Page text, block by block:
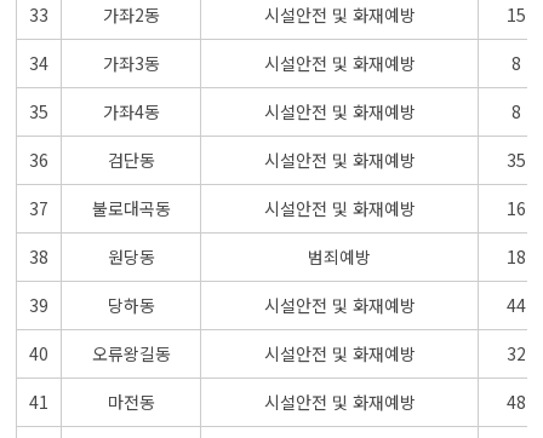
33
가좌2동 시설안전 및 화재예방
15
34
가좌3동 시설안전 및 화재예방
8
35
가좌4동 시설안전 및 화재예방
8
36
검단동 시설안전 및 화재예방
35
37
불로대곡동 시설안전 및 화재예방
16
38
원당동 범죄예방
18
39
당하동 시설안전 및 화재예방
44
40
오류왕길동 시설안전 및 화재예방
32
41
마전동 시설안전 및 화재예방
48